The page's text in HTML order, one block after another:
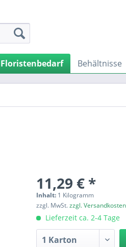
Floristenbedarf Behältnisse
11,29 € *
Inhalt: 1 Kilogramm
zzgl. MwSt.zzgl. Versandkosten
Lieferzeit ca. 2-4 Tage